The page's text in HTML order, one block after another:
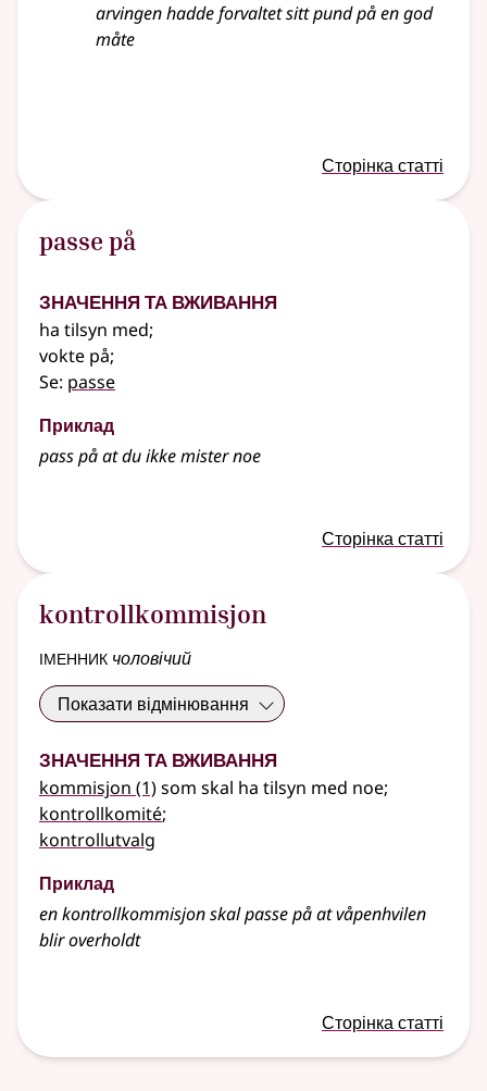
arvingen hadde forvaltet sitt pund på en god
måte
Сторінка статті
passe på
Значення та вживання
ha tilsyn med;
vokte på;
Se: passe
Приклад
pass på at du ikke mister noe
Сторінка статті
kontrollkommisjon
іменник чоловічий
Показати відмінювання
Значення та вживання
kommisjon (1)som skal ha tilsyn med noe;
kontrollkomité;
kontrollutvalg
Приклад
enkontrollkommisjonskal passe på at våpenhvilen
blir overholdt
Сторінка статті